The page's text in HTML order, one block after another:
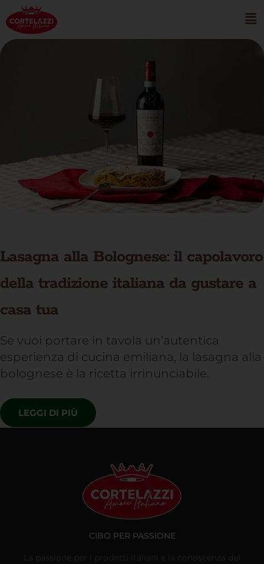
Lasagna alla Bolognese: il capolavoro
della tradizione italiana da gustare a
casa tua
Se vuoi portare in tavola un’autentica
esperienza di cucina emiliana, la lasagna alla
bolognese è la ricetta irrinunciabile.
LEGGI DI PIÙ
CIBO PER PASSIONE